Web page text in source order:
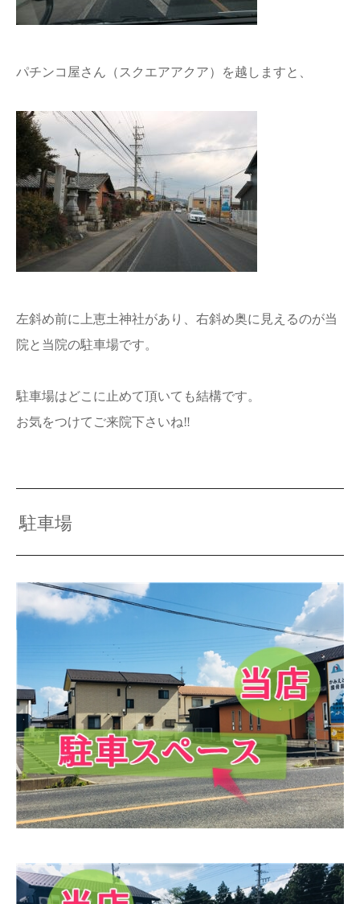
パチンコ屋さん（スクエアアクア）を越しますと、
左斜め前に上恵土神社があり、右斜め奥に見えるのが当
院と当院の駐車場です。
駐車場はどこに止めて頂いても結構です。
お気をつけてご来院下さいね‼︎
駐車場